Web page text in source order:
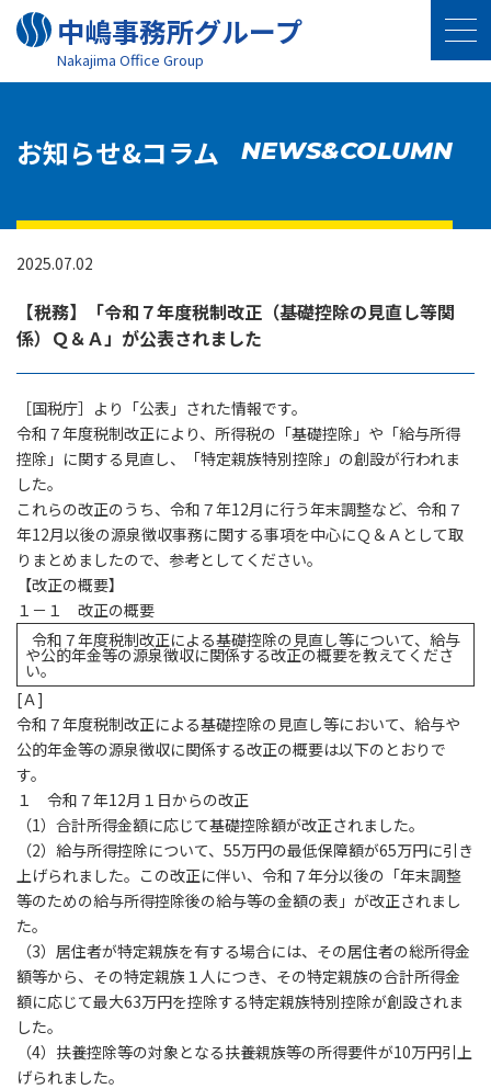
中嶋事務所グループ
Nakajima Oﬃce Group
お知らせ&コラム NEWS&COLUMN
2025.07.02
【税務】「令和７年度税制改正（基礎控除の見直し等関
係）Ｑ＆Ａ」が公表されました
［国税庁］より「公表」された情報です。
令和７年度税制改正により、所得税の「基礎控除」や「給与所得
控除」に関する見直し、「特定親族特別控除」の創設が行われま
した。
これらの改正のうち、令和７年12月に行う年末調整など、令和７
年12月以後の源泉徴収事務に関する事項を中心にＱ＆Ａとして取
りまとめましたので、参考としてください。
【改正の概要】
１－１ 改正の概要
令和７年度税制改正による基礎控除の見直し等について、給与
や公的年金等の源泉徴収に関係する改正の概要を教えてくださ
い。
[Ａ]
令和７年度税制改正による基礎控除の見直し等において、給与や
公的年金等の源泉徴収に関係する改正の概要は以下のとおりで
す。
１ 令和７年12月１日からの改正
（1）合計所得金額に応じて基礎控除額が改正されました。
（2）給与所得控除について、55万円の最低保障額が65万円に引き
上げられました。この改正に伴い、令和７年分以後の「年末調整
等のための給与所得控除後の給与等の金額の表」が改正されまし
た。
（3）居住者が特定親族を有する場合には、その居住者の総所得金
額等から、その特定親族１人につき、その特定親族の合計所得金
額に応じて最大63万円を控除する特定親族特別控除が創設されま
した。
（4）扶養控除等の対象となる扶養親族等の所得要件が10万円引上
げられました。